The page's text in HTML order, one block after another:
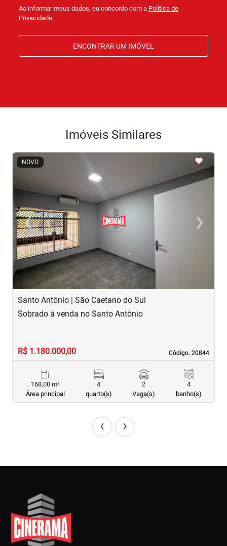
Ao informar meus dados, eu concordo com a Política de
Privacidade.
ENCONTRAR UM IMÓVEL
Imóveis Similares
NOVO
<<<<
‹Previous ›Next
Santo Antônio | São Caetano do Sul
Código. 20844
Código. 20844
Sobrado à venda no Santo Antônio
R$ 1.180.000,00
168,00 m²
Área principal
4
quarto(s)
2
Vaga(s)
4
banho(s)
‹ ›